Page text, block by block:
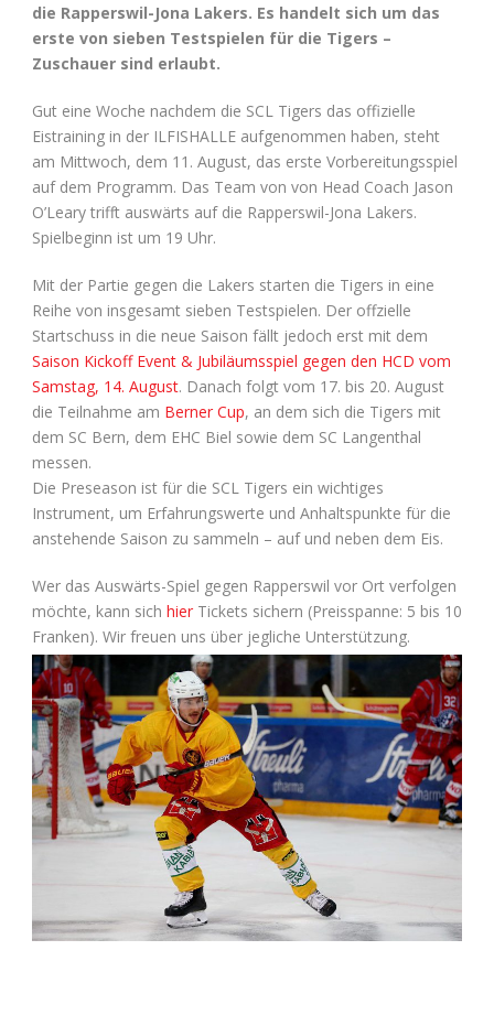
die Rapperswil-Jona Lakers. Es handelt sich um das
erste von sieben Testspielen für die Tigers –
Zuschauer sind erlaubt.
Gut eine Woche nachdem die SCL Tigers das offizielle
Eistraining in der ILFISHALLE aufgenommen haben, steht
am Mittwoch, dem 11. August, das erste Vorbereitungsspiel
auf dem Programm. Das Team von von Head Coach Jason
O’Leary trifft auswärts auf die Rapperswil-Jona Lakers.
Spielbeginn ist um 19 Uhr.
Mit der Partie gegen die Lakers starten die Tigers in eine
Reihe von insgesamt sieben Testspielen. Der offzielle
Startschuss in die neue Saison fällt jedoch erst mit dem
Saison Kickoff Event & Jubiläumsspiel gegen den HCD vom
Samstag, 14. August. Danach folgt vom 17. bis 20. August
die Teilnahme am Berner Cup, an dem sich die Tigers mit
dem SC Bern, dem EHC Biel sowie dem SC Langenthal
messen.
Die Preseason ist für die SCL Tigers ein wichtiges
Instrument, um Erfahrungswerte und Anhaltspunkte für die
anstehende Saison zu sammeln – auf und neben dem Eis.
Wer das Auswärts-Spiel gegen Rapperswil vor Ort verfolgen
möchte, kann sich hier Tickets sichern (Preisspanne: 5 bis 10
Franken). Wir freuen uns über jegliche Unterstützung.